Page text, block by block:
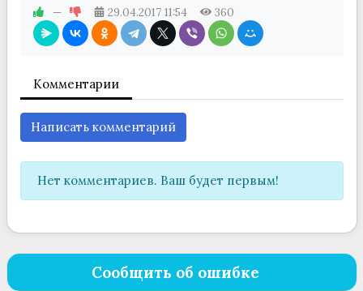
— 29.04.2017 11:54 360
Комментарии
Написать комментарий
Нет комментариев. Ваш будет первым!
Сообщить об ошибке